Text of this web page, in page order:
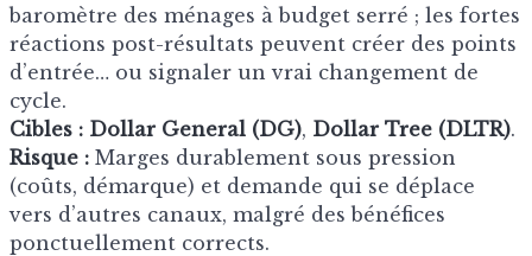
baromètre des ménages à budget serré ; les fortes
réactions post-résultats peuvent créer des points
d’entrée… ou signaler un vrai changement de
cycle.
Cibles : Dollar General (DG), Dollar Tree (DLTR).
Risque : Marges durablement sous pression
(coûts, démarque) et demande qui se déplace
vers d’autres canaux, malgré des bénéfices
ponctuellement corrects.